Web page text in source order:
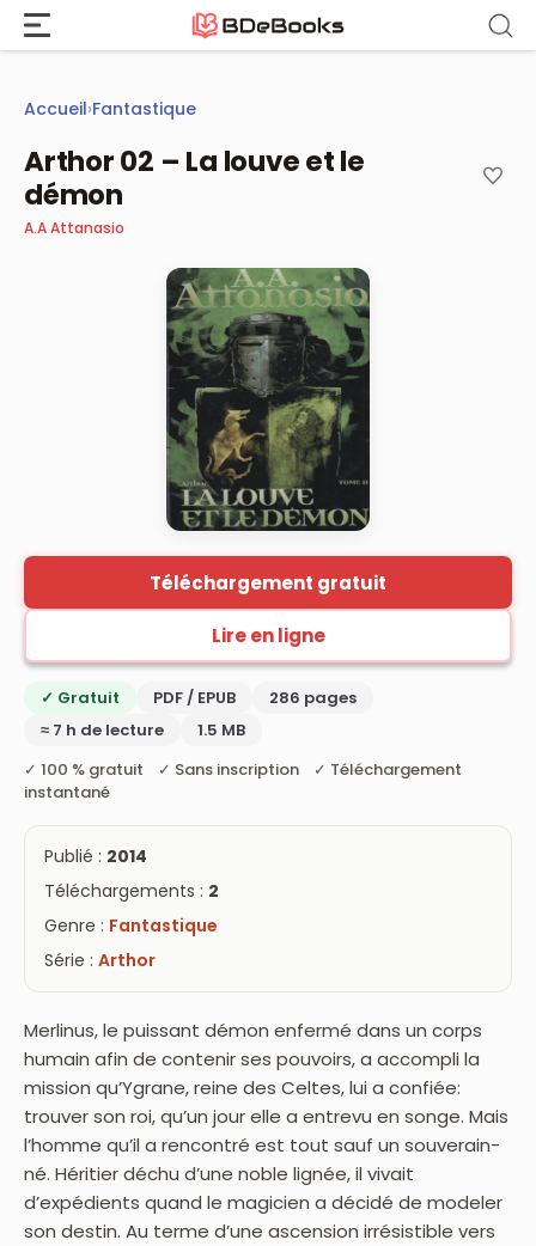
Aller
contenu
Accueil›Fantastique
Arthor 02 – La louve et le
démon
A.A Attanasio
Téléchargement gratuit
Lire en ligne
✓ Gratuit PDF / EPUB
286 pages
≈ 7 h de lecture
1.5 MB
✓ 100 % gratuit ✓ Sans inscription ✓ Téléchargement
instantané
Publié : 2014
Téléchargements : 2
Genre : Fantastique
Série : Arthor
Merlinus, le puissant démon enfermé dans un corps
humain afin de contenir ses pouvoirs, a accompli la
mission qu’Ygrane, reine des Celtes, lui a confiée:
trouver son roi, qu’un jour elle a entrevu en songe. Mais
l’homme qu’il a rencontré est tout sauf un souverain-
né. Héritier déchu d’une noble lignée, il vivait
d’expédients quand le magicien a décidé de modeler
son destin. Au terme d’une ascension irrésistible vers